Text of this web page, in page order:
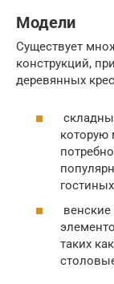
Модели
Существует
конструкций,
деревянных
которую
таких